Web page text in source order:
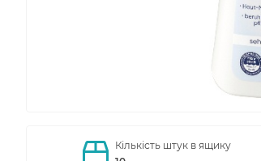
Кількість штук в ящику